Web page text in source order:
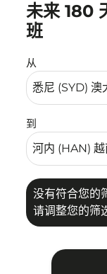
未来 180
班
从
到
没有符合您的
请调整您的筛
没有符合您的